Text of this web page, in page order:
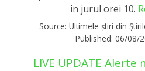
în jurul orei 10.
Source: Ultimele știri din
Published: 06/08/
LIVE UPDATE Alerte